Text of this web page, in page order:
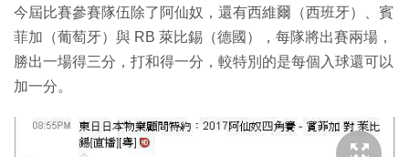
今屆比賽參賽隊伍除了阿仙奴，還有西維爾（西班牙）、賓
菲加（葡萄牙）與 RB 萊比錫（德國），每隊將出賽兩場，
勝出一場得三分，打和得一分，較特別的是每個入球還可以
加一分。